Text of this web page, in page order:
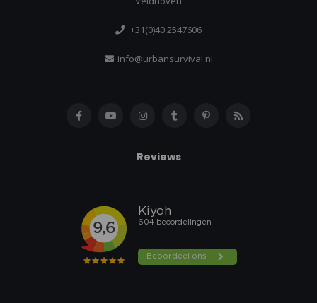
+31(0)40 2547606
info@urbansurvival.nl
Reviews